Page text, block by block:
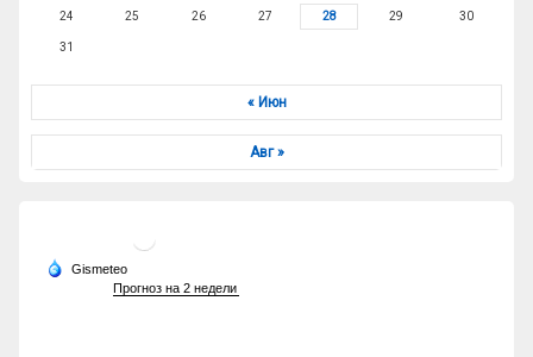
24 25 26 27 28 29 30
31
« Июн
Авг »